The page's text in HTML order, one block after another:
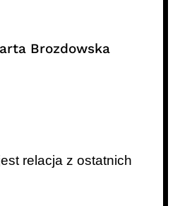
Brozdowska
relacja z ostatnich